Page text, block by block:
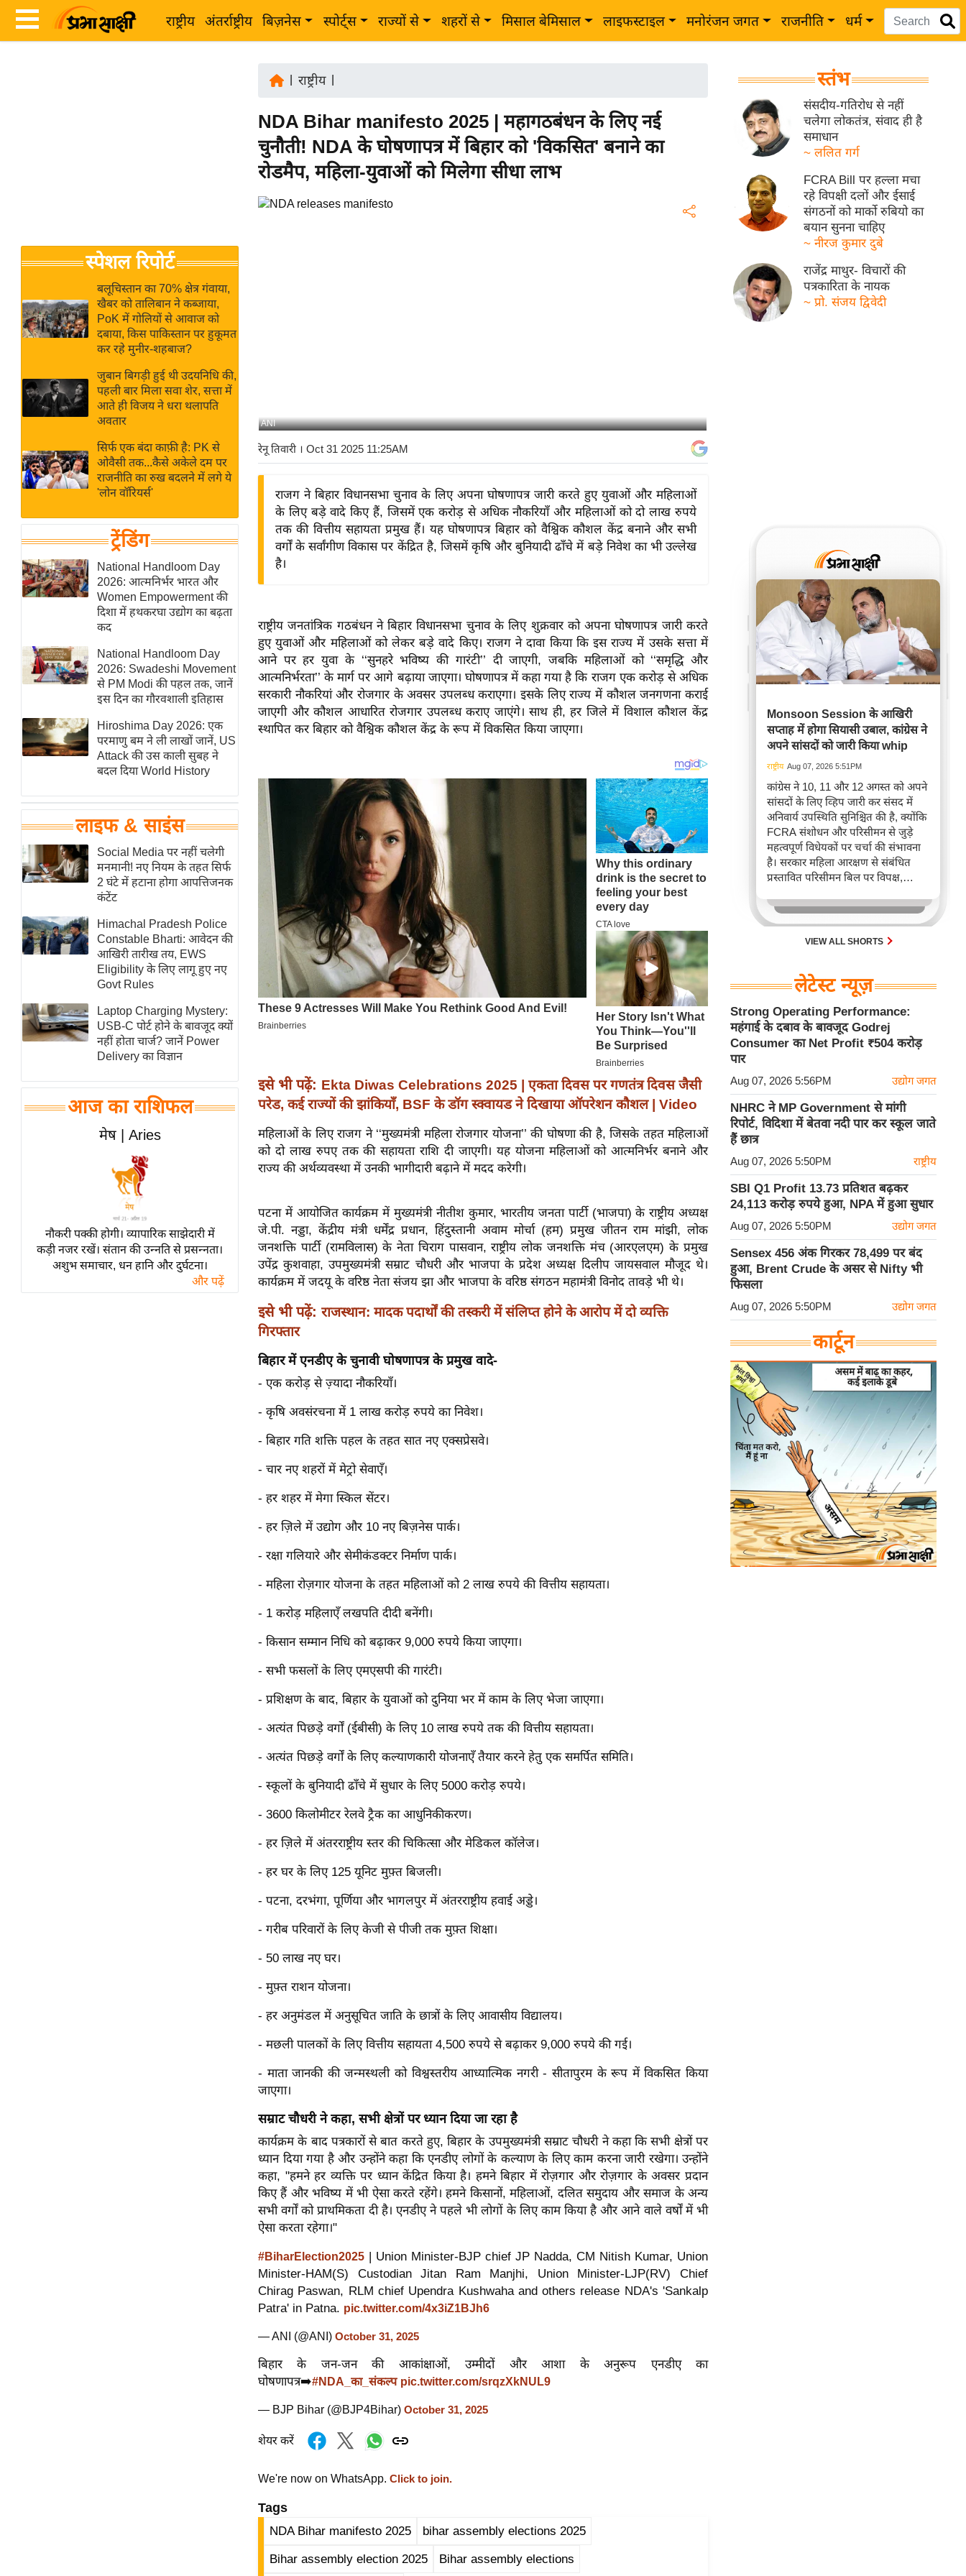
राष्ट्रीय अंतर्राष्ट्रीय बिज़नेस स्पोर्ट्स राज्यों से शहरों से मिसाल बेमिसाल लाइफस्टाइल मनोरंजन जगत राजनीति धर्म
Breaking
News in
Hindi
Hindi
Videos
जगत
राय
बजट
IPL
2026
ई-पेपर
मिसाल बेमिसाल
शख्सियत
यंग इंडिया
साहित्य जगत
ऑटो वर्ल्ड
न्यूज ब्रीफ
मनोरंजन जगत
बॉलीवुड
हॉलीवुड
फिल्म समीक्षा
Breaking
News
लाइफस्टाइल
टेक्नॉलॉजी
घरेलू नुस्खे
पर्यटन स्थल
फिटनेस मंत्रा
रिलेशनशिप
राजनीति
विश्लेषण
समसामयिक
मातृभूमि
एम.
आर.
आई.
समीक्षा
धर्म
ज्योतिष
त्योहार
राशिफल
विशेष
विश्लेषण
स्पेशल रिपोर्ट
बलूचिस्तान का 70% क्षेत्र गंवाया,
खैबर को तालिबान ने कब्जाया,
PoK में गोलियों से आवाज को
दबाया, किस पाकिस्तान पर हुकूमत
कर रहे मुनीर-शहबाज?
जुबान बिगड़ी हुई थी उदयनिधि की,
पहली बार मिला सवा शेर, सत्ता में
आते ही विजय ने धरा थलापति
अवतार
सिर्फ एक बंदा काफ़ी है: PK से
ओवैसी तक...कैसे अकेले दम पर
राजनीति का रुख बदलने में लगे ये
'लोन वॉरियर्स'
ट्रेंडिंग
National Handloom Day
2026: आत्मनिर्भर भारत और
Women Empowerment की
दिशा में हथकरघा उद्योग का बढ़ता
कद
National Handloom Day
2026: Swadeshi Movement
से PM Modi की पहल तक, जानें
इस दिन का गौरवशाली इतिहास
Hiroshima Day 2026: एक
परमाणु बम ने ली लाखों जानें, US
Attack की उस काली सुबह ने
बदल दिया World History
लाइफ & साइंस
Social Media पर नहीं चलेगी
मनमानी! नए नियम के तहत सिर्फ
2 घंटे में हटाना होगा आपत्तिजनक
कंटेंट
Himachal Pradesh Police
Constable Bharti: आवेदन की
आखिरी तारीख तय, EWS
Eligibility के लिए लागू हुए नए
Govt Rules
Laptop Charging Mystery:
USB-C पोर्ट होने के बावजूद क्यों
नहीं होता चार्ज? जानें Power
Delivery का विज्ञान
आज का राशिफल
मेष | Aries
नौकरी पक्की होगी। व्यापारिक साझेदारी में
कड़ी नजर रखें। संतान की उन्नति से प्रसन्नता।
अशुभ समाचार, धन हानि और दुर्घटना।
और पढ़ें
राष्ट्रीय|
NDA Bihar manifesto 2025 | महागठबंधन के लिए नई
चुनौती! NDA के घोषणापत्र में बिहार को 'विकसित' बनाने का
रोडमैप, महिला-युवाओं को मिलेगा सीधा लाभ
ANI
रेनू तिवारी । Oct 31 2025 11:25AM
राजग ने बिहार विधानसभा चुनाव के लिए अपना घोषणापत्र जारी करते हुए युवाओं और महिलाओं
के लिए बड़े वादे किए हैं, जिसमें एक करोड़ से अधिक नौकरियाँ और महिलाओं को दो लाख रुपये
तक की वित्तीय सहायता प्रमुख हैं। यह घोषणापत्र बिहार को वैश्विक कौशल केंद्र बनाने और सभी
वर्गों के सर्वांगीण विकास पर केंद्रित है, जिसमें कृषि और बुनियादी ढाँचे में बड़े निवेश का भी उल्लेख
है।
राष्ट्रीय जनतांत्रिक गठबंधन ने बिहार विधानसभा चुनाव के लिए शुक्रवार को अपना घोषणापत्र जारी करते
हुए युवाओं और महिलाओं को लेकर बड़े वादे किए। राजग ने दावा किया कि इस राज्य में उसके सत्ता में
आने पर हर युवा के ‘‘सुनहरे भविष्य की गारंटी’’ दी जाएगी, जबकि महिलाओं को ‘‘समृद्धि और
आत्मनिर्भरता’’ के मार्ग पर आगे बढ़ाया जाएगा। घोषणापत्र में कहा गया है कि राजग एक करोड़ से अधिक
सरकारी नौकरियां और रोजगार के अवसर उपलब्ध कराएगा। इसके लिए राज्य में कौशल जनगणना कराई
जाएगी और कौशल आधारित रोजगार उपलब्ध कराए जाएंगे। साथ ही, हर जिले में विशाल कौशल केंद्र
स्थापित कर बिहार को वैश्विक कौशल केंद्र के रूप में विकसित किया जाएगा।
इसे भी पढ़ें: Ekta Diwas Celebrations 2025 | एकता दिवस पर गणतंत्र दिवस जैसी
परेड, कई राज्यों की झांकियाँ, BSF के डॉग स्क्वायड ने दिखाया ऑपरेशन कौशल | Video
महिलाओं के लिए राजग ने ‘‘मुख्यमंत्री महिला रोजगार योजना’’ की घोषणा की है, जिसके तहत महिलाओं
को दो लाख रुपए तक की सहायता राशि दी जाएगी। यह योजना महिलाओं को आत्मनिर्भर बनाने और
राज्य की अर्थव्यवस्था में उनकी भागीदारी बढ़ाने में मदद करेगी।
पटना में आयोजित कार्यक्रम में मुख्यमंत्री नीतीश कुमार, भारतीय जनता पार्टी (भाजपा) के राष्ट्रीय अध्यक्ष
जे.पी. नड्डा, केंद्रीय मंत्री धर्मेंद्र प्रधान, हिंदुस्तानी अवाम मोर्चा (हम) प्रमुख जीतन राम मांझी, लोक
जनशक्ति पार्टी (रामविलास) के नेता चिराग पासवान, राष्ट्रीय लोक जनशक्ति मंच (आरएलएम) के प्रमुख
उपेंद्र कुशवाहा, उपमुख्यमंत्री सम्राट चौधरी और भाजपा के प्रदेश अध्यक्ष दिलीप जायसवाल मौजूद थे।
कार्यक्रम में जदयू के वरिष्ठ नेता संजय झा और भाजपा के वरिष्ठ संगठन महामंत्री विनोद तावड़े भी थे।
इसे भी पढ़ें: राजस्थान: मादक पदार्थों की तस्करी में संलिप्त होने के आरोप में दो व्यक्ति
गिरफ्तार
बिहार में एनडीए के चुनावी घोषणापत्र के प्रमुख वादे-
- एक करोड़ से ज़्यादा नौकरियाँ।
- कृषि अवसंरचना में 1 लाख करोड़ रुपये का निवेश।
- बिहार गति शक्ति पहल के तहत सात नए एक्सप्रेसवे।
- चार नए शहरों में मेट्रो सेवाएँ।
- हर शहर में मेगा स्किल सेंटर।
- हर ज़िले में उद्योग और 10 नए बिज़नेस पार्क।
- रक्षा गलियारे और सेमीकंडक्टर निर्माण पार्क।
- महिला रोज़गार योजना के तहत महिलाओं को 2 लाख रुपये की वित्तीय सहायता।
- 1 करोड़ महिलाएँ लखपति दीदी बनेंगी।
- किसान सम्मान निधि को बढ़ाकर 9,000 रुपये किया जाएगा।
- सभी फसलों के लिए एमएसपी की गारंटी।
- प्रशिक्षण के बाद, बिहार के युवाओं को दुनिया भर में काम के लिए भेजा जाएगा।
- अत्यंत पिछड़े वर्गों (ईबीसी) के लिए 10 लाख रुपये तक की वित्तीय सहायता।
- अत्यंत पिछड़े वर्गों के लिए कल्याणकारी योजनाएँ तैयार करने हेतु एक समर्पित समिति।
- स्कूलों के बुनियादी ढाँचे में सुधार के लिए 5000 करोड़ रुपये।
- 3600 किलोमीटर रेलवे ट्रैक का आधुनिकीकरण।
- हर ज़िले में अंतरराष्ट्रीय स्तर की चिकित्सा और मेडिकल कॉलेज।
- हर घर के लिए 125 यूनिट मुफ़्त बिजली।
- पटना, दरभंगा, पूर्णिया और भागलपुर में अंतरराष्ट्रीय हवाई अड्डे।
- गरीब परिवारों के लिए केजी से पीजी तक मुफ़्त शिक्षा।
- 50 लाख नए घर।
- मुफ़्त राशन योजना।
- हर अनुमंडल में अनुसूचित जाति के छात्रों के लिए आवासीय विद्यालय।
- मछली पालकों के लिए वित्तीय सहायता 4,500 रुपये से बढ़ाकर 9,000 रुपये की गई।
- माता जानकी की जन्मस्थली को विश्वस्तरीय आध्यात्मिक नगरी - सीतापुरम के रूप में विकसित किया
जाएगा।
सम्राट चौधरी ने कहा, सभी क्षेत्रों पर ध्यान दिया जा रहा है
कार्यक्रम के बाद पत्रकारों से बात करते हुए, बिहार के उपमुख्यमंत्री सम्राट चौधरी ने कहा कि सभी क्षेत्रों पर
ध्यान दिया गया है और उन्होंने कहा कि एनडीए लोगों के कल्याण के लिए काम करना जारी रखेगा। उन्होंने
कहा, "हमने हर व्यक्ति पर ध्यान केंद्रित किया है। हमने बिहार में रोज़गार और रोज़गार के अवसर प्रदान
किए हैं और भविष्य में भी ऐसा करते रहेंगे। हमने किसानों, महिलाओं, दलित समुदाय और समाज के अन्य
सभी वर्गों को प्राथमिकता दी है। एनडीए ने पहले भी लोगों के लिए काम किया है और आने वाले वर्षों में भी
ऐसा करता रहेगा।"
#BiharElection2025 | Union Minister-BJP chief JP Nadda, CM Nitish Kumar, Union
Minister-HAM(S) Custodian Jitan Ram Manjhi, Union Minister-LJP(RV) Chief
Chirag Paswan, RLM chief Upendra Kushwaha and others release NDA's 'Sankalp
Patra' in Patna. pic.twitter.com/4x3iZ1BJh6
— ANI (@ANI) October 31, 2025
बिहार के जन-जन की आकांक्षाओं, उम्मीदों और आशा के अनुरूप एनडीए का
घोषणापत्र➡️#NDA_का_संकल्प pic.twitter.com/srqzXkNUL9
— BJP Bihar (@BJP4Bihar) October 31, 2025
शेयर करें
We're now on WhatsApp. Click to join.
Tags
NDA Bihar manifesto 2025 bihar assembly elections 2025
Bihar assembly election 2025 Bihar assembly elections
स्तंभ
संसदीय-गतिरोध से नहीं
चलेगा लोकतंत्र, संवाद ही है
समाधान
~ ललित गर्ग
FCRA Bill पर हल्ला मचा
रहे विपक्षी दलों और ईसाई
संगठनों को मार्को रुबियो का
बयान सुनना चाहिए
~ नीरज कुमार दुबे
राजेंद्र माथुर- विचारों की
पत्रकारिता के नायक
~ प्रो. संजय द्विवेदी
Monsoon Session के आखिरी
सप्ताह में होगा सियासी उबाल, कांग्रेस ने
अपने सांसदों को जारी किया whip
राष्ट्रीय Aug 07, 2026 5:51PM
कांग्रेस ने 10, 11 और 12 अगस्त को अपने
सांसदों के लिए व्हिप जारी कर संसद में
अनिवार्य उपस्थिति सुनिश्चित की है, क्योंकि
FCRA संशोधन और परिसीमन से जुड़े
महत्वपूर्ण विधेयकों पर चर्चा की संभावना
है। सरकार महिला आरक्षण से संबंधित
प्रस्तावित परिसीमन बिल पर विपक्ष,
का समर्थन जुटाने की कोशिश कर रही है,
जिससे आगामी संसदीय सत्र में अहम
राजनीतिक टकराव अपेक्षित है।
VIEW ALL SHORTS
लेटेस्ट न्यूज़
Strong Operating Performance:
महंगाई के दबाव के बावजूद Godrej
Consumer का Net Profit ₹504 करोड़
पार
Aug 07, 2026 5:56PM उद्योग जगत
NHRC ने MP Government से मांगी
रिपोर्ट, विदिशा में बेतवा नदी पार कर स्कूल जाते
हैं छात्र
Aug 07, 2026 5:50PM राष्ट्रीय
SBI Q1 Profit 13.73 प्रतिशत बढ़कर
24,113 करोड़ रुपये हुआ, NPA में हुआ सुधार
Aug 07, 2026 5:50PM उद्योग जगत
Sensex 456 अंक गिरकर 78,499 पर बंद
हुआ, Brent Crude के असर से Nifty भी
फिसला
Aug 07, 2026 5:50PM उद्योग जगत
कार्टून